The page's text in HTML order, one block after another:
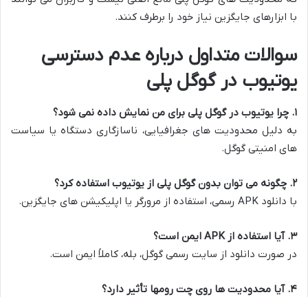
با ابزارهای جایگزین نیاز خود را برطرف کنند.
سوالات متداول درباره عدم دسترسی
یوتیوب در گوگل پلی
۱. چرا یوتیوب در گوگل پلی برای من نمایش داده نمی شود؟
به دلیل محدودیت های جغرافیایی، ناسازگاری دستگاه یا سیاست
های امنیتی گوگل.
۲. چگونه می توان بدون گوگل پلی از یوتیوب استفاده کرد؟
با دانلود APK رسمی، استفاده از مرورگر یا اپلیکیشن های جایگزین.
۳. آیا استفاده از APK ایمن است؟
در صورت دانلود از سایت رسمی گوگل، بله، کاملاً ایمن است.
۴. آیا محدودیت ها روی چت رومها تأثیر دارد؟